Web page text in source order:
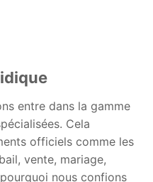
entre dans la gamme
Cela
officiels comme les
vente, mariage,
nous confions